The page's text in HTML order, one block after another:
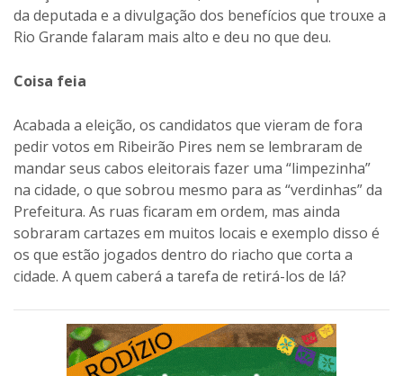
da deputada e a divulgação dos benefícios que trouxe a
Rio Grande falaram mais alto e deu no que deu.
Coisa feia
Acabada a eleição, os candidatos que vieram de fora
pedir votos em Ribeirão Pires nem se lembraram de
mandar seus cabos eleitorais fazer uma “limpezinha”
na cidade, o que sobrou mesmo para as “verdinhas” da
Prefeitura. As ruas ficaram em ordem, mas ainda
sobraram cartazes em muitos locais e exemplo disso é
os que estão jogados dentro do riacho que corta a
cidade. A quem caberá a tarefa de retirá-los de lá?